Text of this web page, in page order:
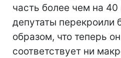
часть более чем на
депутаты перекроили
образом, что теперь
соответствует ни